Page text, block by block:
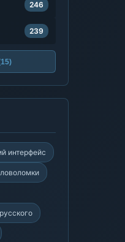
246
239
интерфейс